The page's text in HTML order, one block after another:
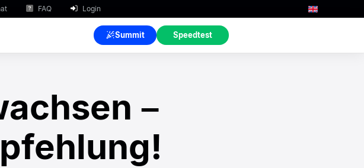
FAQ Login
Summit Speedtest
–